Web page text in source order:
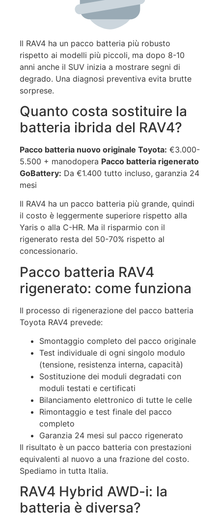
Il RAV4 ha un pacco batteria più robusto
rispetto ai modelli più piccoli, ma dopo 8-10
anni anche il SUV inizia a mostrare segni di
degrado. Una diagnosi preventiva evita brutte
sorprese.
Quanto costa sostituire la
batteria ibrida del RAV4?
Pacco batteria nuovo originale Toyota: €3.000-
5.500 + manodopera Pacco batteria rigenerato
GoBattery: Da €1.400 tutto incluso, garanzia 24
mesi
Il RAV4 ha un pacco batteria più grande, quindi
il costo è leggermente superiore rispetto alla
Yaris o alla C-HR. Ma il risparmio con il
rigenerato resta del 50-70% rispetto al
concessionario.
Pacco batteria RAV4
rigenerato: come funziona
Il processo di rigenerazione del pacco batteria
Toyota RAV4 prevede:
Smontaggio completo del pacco originale
Test individuale di ogni singolo modulo
(tensione, resistenza interna, capacità)
Sostituzione dei moduli degradati con
moduli testati e certificati
Bilanciamento elettronico di tutte le celle
Rimontaggio e test finale del pacco
completo
Garanzia 24 mesi sul pacco rigenerato
Il risultato è un pacco batteria con prestazioni
equivalenti al nuovo a una frazione del costo.
Spediamo in tutta Italia.
RAV4 Hybrid AWD-i: la
batteria è diversa?